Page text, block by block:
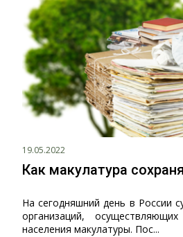
19.05.2022
Как макулатура
На сегодняшний день в России
организаций,
населения макулатуры. Пос...